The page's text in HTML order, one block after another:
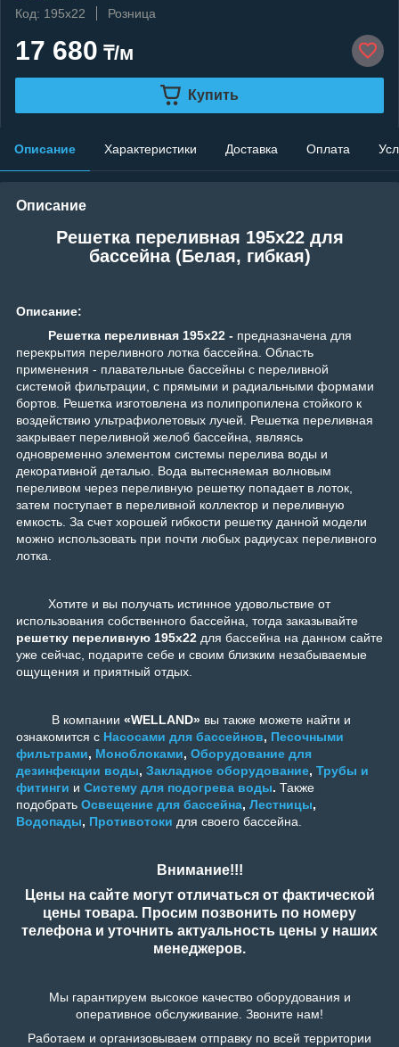
Код: 195x22
Розница
17 680 ₸/м
Купить
Описание Характеристики Доставка Оплата
Описание
Решетка переливная 195x22 для
бассейна (Белая, гибкая)
Описание:
Решетка переливная 195x22 - предназначена для
перекрытия переливного лотка бассейна. Область
применения - плавательные бассейны с переливной
системой фильтрации, с прямыми и радиальными формами
бортов. Решетка изготовлена из полипропилена стойкого к
воздействию ультрафиолетовых лучей. Решетка переливная
закрывает переливной желоб бассейна, являясь
одновременно элементом системы перелива воды и
декоративной деталью. Вода вытесняемая волновым
переливом через переливную решетку попадает в лоток,
затем поступает в переливной коллектор и переливную
емкость. За счет хорошей гибкости решетку данной модели
можно использовать при почти любых радиусах переливного
лотка.
Хотите и вы получать истинное удовольствие от
использования собственного бассейна, тогда заказывайте
решетку переливную 195x22 для бассейна на данном сайте
уже сейчас, подарите себе и своим близким незабываемые
ощущения и приятный отдых.
В компании «WELLAND» вы также можете найти и
ознакомится с Насосами для бассейнов, Песочными
фильтрами, Моноблоками, Оборудование для
дезинфекции воды, Закладное оборудование, Трубы и
фитинги и Систему для подогрева воды. Также
подобрать Освещение для бассейна, Лестницы,
Водопады, Противотоки для своего бассейна.
Внимание!!!
Цены на сайте могут отличаться от фактической
цены товара. Просим позвонить по номеру
телефона и уточнить актуальность цены у наших
менеджеров.
Мы гарантируем высокое качество оборудования и
оперативное обслуживание. Звоните нам!
Работаем и организовываем отправку по всей территории